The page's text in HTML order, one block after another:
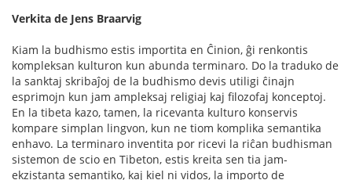
Verkita de Jens Braarvig
Kiam la budhismo estis importita en Ĉinion, ĝi renkontis
kompleksan kulturon kun abunda terminaro. Do la traduko de
la sanktaj skribaĵoj de la budhismo devis utiligi ĉinajn
esprimojn kun jam ampleksaj religiaj kaj filozofaj konceptoj.
En la tibeta kazo, tamen, la ricevanta kulturo konservis
kompare simplan lingvon, kun ne tiom komplika semantika
enhavo. La terminaro inventita por ricevi la riĉan budhisman
sistemon de scio en Tibeton, estis kreita sen tia jam-
ekzistanta semantiko, kaj kiel ni vidos, la importo de